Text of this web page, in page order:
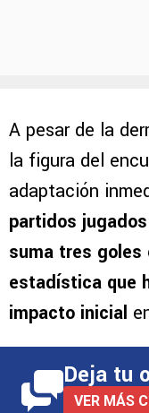
A pesar de la
la figura del
adaptación
partidos
suma tres goles
estadística que
impacto inicial
Deja tu
VER MÁS